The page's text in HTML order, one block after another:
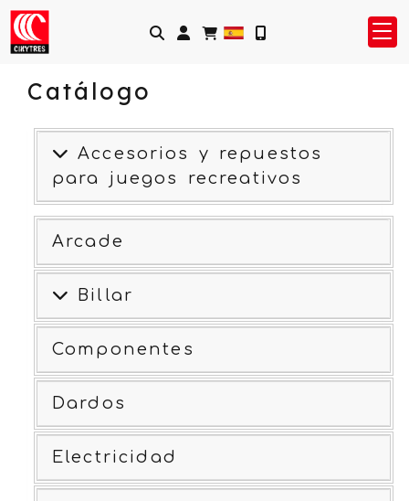
Identifícate
Catálogo
Accesorios y repuestos
para juegos recreativos
Arcade
Billar
Componentes
Dardos
Electricidad